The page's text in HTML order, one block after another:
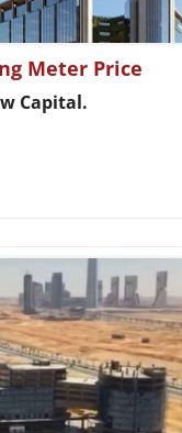
Meter Price
Capital.